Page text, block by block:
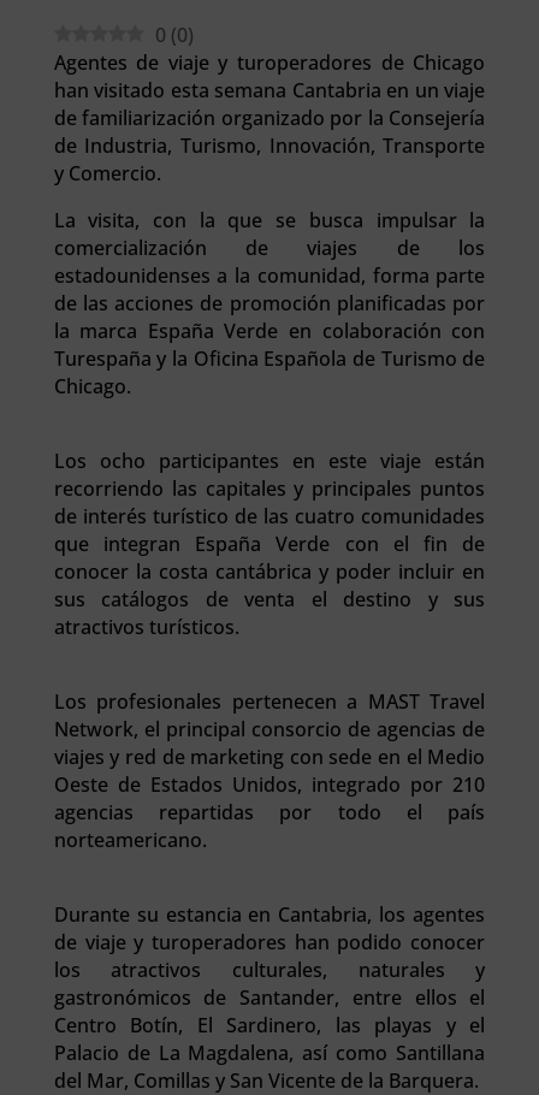
0 (0)
Agentes de viaje y turoperadores de Chicago
han visitado esta semana Cantabria en un viaje
de familiarización organizado por la Consejería
de Industria, Turismo, Innovación, Transporte
y Comercio.
La visita, con la que se busca impulsar la
comercialización de viajes de los
estadounidenses a la comunidad, forma parte
de las acciones de promoción planificadas por
la marca España Verde en colaboración con
Turespaña y la Oficina Española de Turismo de
Chicago.
Los ocho participantes en este viaje están
recorriendo las capitales y principales puntos
de interés turístico de las cuatro comunidades
que integran España Verde con el fin de
conocer la costa cantábrica y poder incluir en
sus catálogos de venta el destino y sus
atractivos turísticos.
Los profesionales pertenecen a MAST Travel
Network, el principal consorcio de agencias de
viajes y red de marketing con sede en el Medio
Oeste de Estados Unidos, integrado por 210
agencias repartidas por todo el país
norteamericano.
Durante su estancia en Cantabria, los agentes
de viaje y turoperadores han podido conocer
los atractivos culturales, naturales y
gastronómicos de Santander, entre ellos el
Centro Botín, El Sardinero, las playas y el
Palacio de La Magdalena, así como Santillana
del Mar, Comillas y San Vicente de la Barquera.